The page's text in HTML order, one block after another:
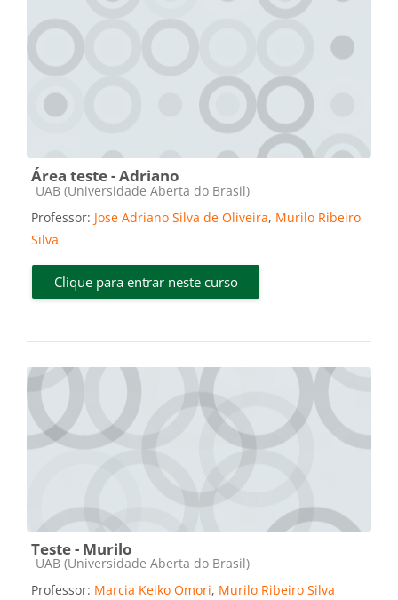
Área teste - Adriano
Categoria do curso
UAB (Universidade Aberta do Brasil)
Professor: Jose Adriano Silva de Oliveira, Murilo Ribeiro
Silva
Clique para entrar neste curso
Teste - Murilo
Categoria do curso
UAB (Universidade Aberta do Brasil)
Professor: Marcia Keiko Omori, Murilo Ribeiro Silva